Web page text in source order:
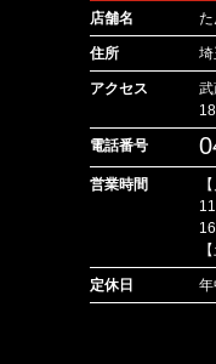
店舗名
住所
アクセス
電話番号
営業時間
定休日